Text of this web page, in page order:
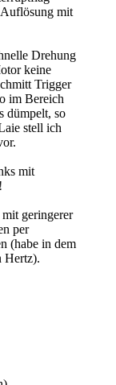
mit
Drehung
keine
Trigger
im Bereich
dümpelt, so
stell ich
mit
geringerer
per
(habe in dem
Hertz).